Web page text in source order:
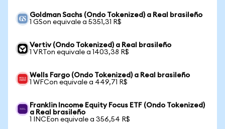
Goldman Sachs (Ondo Tokenized) a Real brasileño
1 GSon equivale a 5351,31 R$
Vertiv (Ondo Tokenized) a Real brasileño
1 VRTon equivale a 1403,38 R$
Wells Fargo (Ondo Tokenized) a Real brasileño
1 WFCon equivale a 449,71 R$
Franklin Income Equity Focus ETF (Ondo Tokenized)
a Real brasileño
1 INCEon equivale a 356,54 R$